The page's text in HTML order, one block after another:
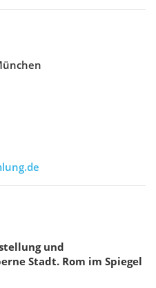
und
Stadt. Rom im Spiegel